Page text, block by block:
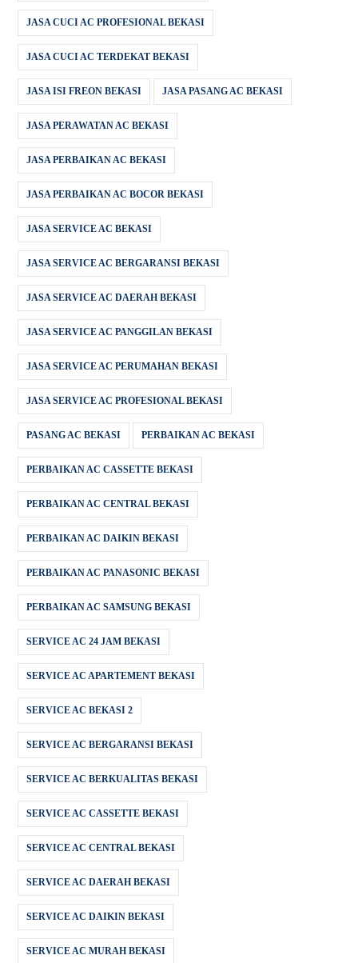
JASA CUCI AC PROFESIONAL BEKASI
JASA CUCI AC TERDEKAT BEKASI
JASA ISI FREON BEKASI JASA PASANG AC BEKASI
JASA PERAWATAN AC BEKASI
JASA PERBAIKAN AC BEKASI
JASA PERBAIKAN AC BOCOR BEKASI
JASA SERVICE AC BEKASI
JASA SERVICE AC BERGARANSI BEKASI
JASA SERVICE AC DAERAH BEKASI
JASA SERVICE AC PANGGILAN BEKASI
JASA SERVICE AC PERUMAHAN BEKASI
JASA SERVICE AC PROFESIONAL BEKASI
PASANG AC BEKASI PERBAIKAN AC BEKASI
PERBAIKAN AC CASSETTE BEKASI
PERBAIKAN AC CENTRAL BEKASI
PERBAIKAN AC DAIKIN BEKASI
PERBAIKAN AC PANASONIC BEKASI
PERBAIKAN AC SAMSUNG BEKASI
SERVICE AC 24 JAM BEKASI
SERVICE AC APARTEMENT BEKASI
SERVICE AC BEKASI 2
SERVICE AC BERGARANSI BEKASI
SERVICE AC BERKUALITAS BEKASI
SERVICE AC CASSETTE BEKASI
SERVICE AC CENTRAL BEKASI
SERVICE AC DAERAH BEKASI
SERVICE AC DAIKIN BEKASI
SERVICE AC MURAH BEKASI